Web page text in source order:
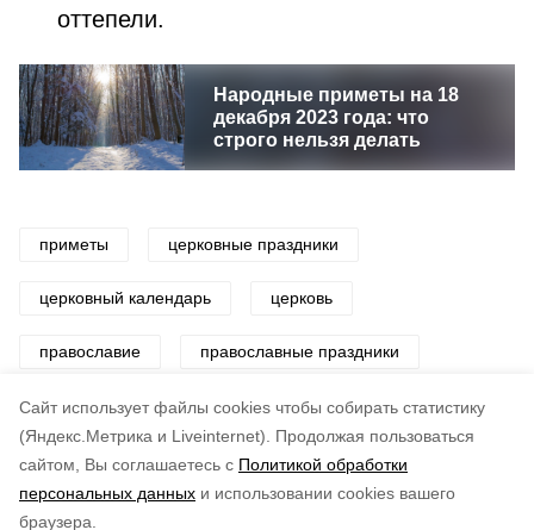
Cайт использует файлы cookies чтобы собирать статистику
(Яндекс.Метрика и Liveinternet).
Продолжая пользоваться
сайтом, Вы соглашаетесь с Политикой обработки
персональных данных и использовании cookies вашего
браузера.
оттепели.
Народные приметы на 18
декабря 2023 года: что
строго нельзя делать
приметы церковные праздники
церковный календарь церковь
православие православные праздники
традиции
по оценке